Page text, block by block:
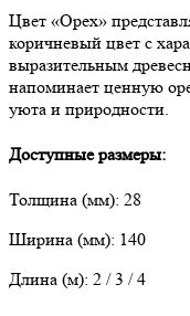
Цвет «Орех»
коричневый цвет с
выразительным
напоминает ценную
уюта и природности.
Доступные размеры:
Толщина (мм): 28
Ширина (мм): 140
Длина (м): 2 / 3 / 4